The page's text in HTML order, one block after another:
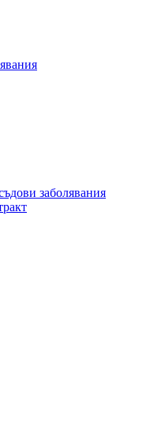
заболявания